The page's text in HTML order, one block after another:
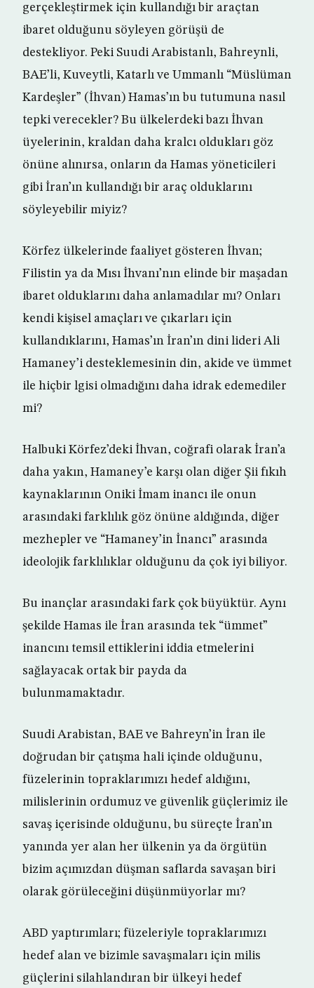
gerçekleştirmek için kullandığı bir araçtan
ibaret olduğunu söyleyen görüşü de
destekliyor. Peki Suudi Arabistanlı, Bahreynli,
BAE’li, Kuveytli, Katarlı ve Ummanlı “Müslüman
Kardeşler” (İhvan) Hamas’ın bu tutumuna nasıl
tepki verecekler? Bu ülkelerdeki bazı İhvan
üyelerinin, kraldan daha kralcı oldukları göz
önüne alınırsa, onların da Hamas yöneticileri
gibi İran’ın kullandığı bir araç olduklarını
söyleyebilir miyiz?
Körfez ülkelerinde faaliyet gösteren İhvan;
Filistin ya da Mısı İhvanı’nın elinde bir maşadan
ibaret olduklarını daha anlamadılar mı? Onları
kendi kişisel amaçları ve çıkarları için
kullandıklarını, Hamas’ın İran’ın dini lideri Ali
Hamaney’i desteklemesinin din, akide ve ümmet
ile hiçbir lgisi olmadığını daha idrak edemediler
mi?
Halbuki Körfez’deki İhvan, coğrafi olarak İran’a
daha yakın, Hamaney’e karşı olan diğer Şii fıkıh
kaynaklarının Oniki İmam inancı ile onun
arasındaki farklılık göz önüne aldığında, diğer
mezhepler ve “Hamaney’in İnancı” arasında
ideolojik farklılıklar olduğunu da çok iyi biliyor.
Bu inançlar arasındaki fark çok büyüktür. Aynı
şekilde Hamas ile İran arasında tek “ümmet”
inancını temsil ettiklerini iddia etmelerini
sağlayacak ortak bir payda da
bulunmamaktadır.
Suudi Arabistan, BAE ve Bahreyn’in İran ile
doğrudan bir çatışma hali içinde olduğunu,
füzelerinin topraklarımızı hedef aldığını,
milislerinin ordumuz ve güvenlik güçlerimiz ile
savaş içerisinde olduğunu, bu süreçte İran’ın
yanında yer alan her ülkenin ya da örgütün
bizim açımızdan düşman saflarda savaşan biri
olarak görüleceğini düşünmüyorlar mı?
ABD yaptırımları; füzeleriyle topraklarımızı
hedef alan ve bizimle savaşmaları için milis
güçlerini silahlandıran bir ülkeyi hedef